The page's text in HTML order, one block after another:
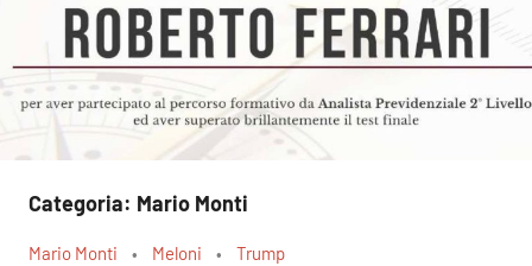
Categoria: Mario Monti
Mario Monti Meloni Trump